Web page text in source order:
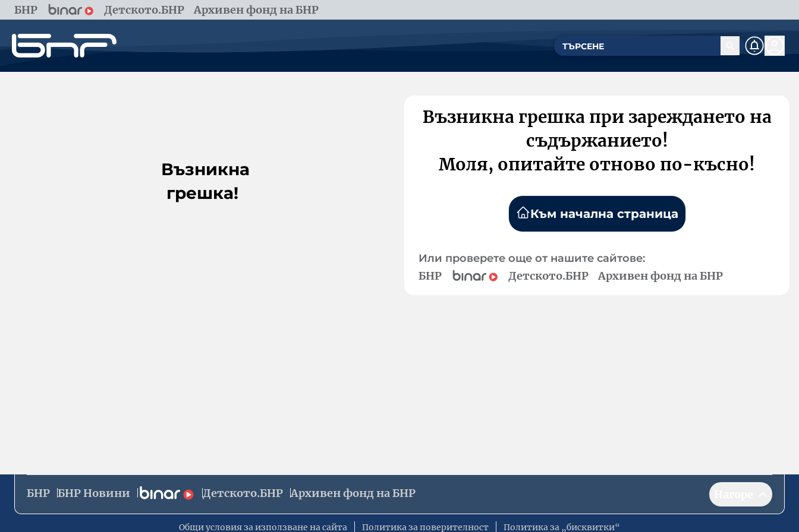
БНР Детското.БНР Архивен фонд на БНР
Възникна
грешка!
Възникна грешка при зареждането на
съдържанието!
Моля, опитайте отново по-късно!
Към начална страница
Или проверете още от нашите сайтове:
БНР Детското.БНР Архивен фонд на БНР
БНР БНР Новини Детското.БНР Архивен фонд на БНР
Общи условия за използване на сайта Политика за поверителност Политика за „бисквитки“